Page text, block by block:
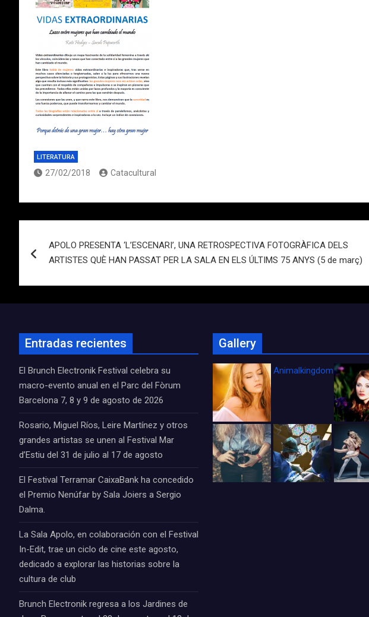
LITERATURA
27/02/2018 Catacultural
de
entradas
APOLO PRESENTA ‘L’ESCENARI’, UNA RETROSPECTIVA FOTOGRÀFICA DELS
ARTISTES QUÈ HAN PASSAT PER LA SALA EN ELS ÚLTIMS 75 ANYS (5 de març)
Entradas recientes
El Brunch Electronik Festival celebra su
macro-evento anual en el Parc del Fòrum
Barcelona 7, 8 y 9 de agosto de 2026
Rosario, Miguel Ríos, Leire Martínez y otros
grandes artistas se unen al Festival Mar
d’Estiu del 31 de julio al 17 de agosto
El Festival Terramar CaixaBank ha concedido
el Premio Nenúfar by Sala Joiers a Sergio
Dalma.
La Sala Apolo, en colaboración con el Festival
In-Edit, trae un ciclo de cine este agosto,
dedicado a explorar las historias sobre la
cultura de club
Brunch Electronik regresa a los Jardines de
Gallery